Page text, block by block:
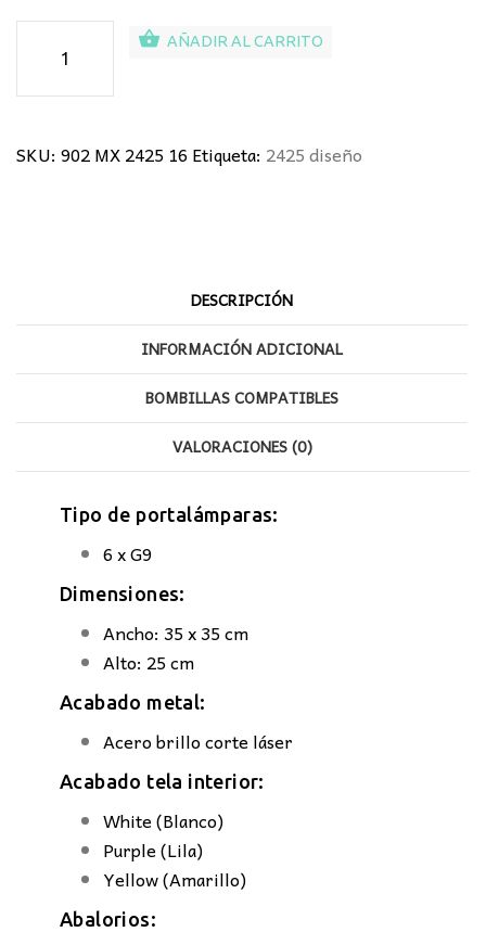
Plafón
de
cantidad
AÑADIR AL CARRITO
SKU: 902 MX 2425 16 Etiqueta: 2425 diseño
DESCRIPCIÓN
INFORMACIÓN ADICIONAL
BOMBILLAS COMPATIBLES
VALORACIONES (0)
Tipo de portalámparas:
6 x G9
Dimensiones:
Ancho: 35 x 35 cm
Alto: 25 cm
Acabado metal:
Acero brillo corte láser
Acabado tela interior:
White (Blanco)
Purple (Lila)
Yellow (Amarillo)
Abalorios: